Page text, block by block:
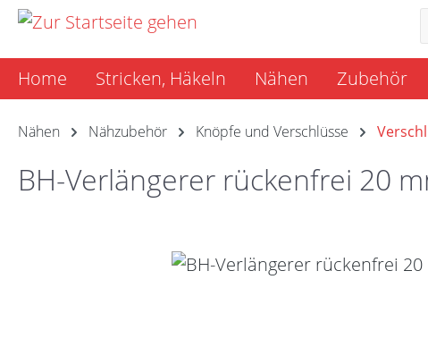
Hauptinhalt springen
Zur Suche springen
Zur Hauptnavigation springen
Home Stricken, Häkeln Nähen Zubehör
Nähen Nähzubehör Knöpfe und Verschlüsse
BH-Verlängerer rückenfrei 20
Bildergalerie überspringen